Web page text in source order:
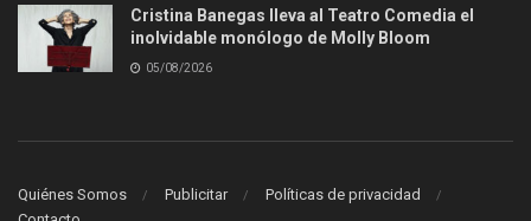
Cristina Banegas lleva al Teatro Comedia el
inolvidable monólogo de Molly Bloom
05/08/2026
Quiénes Somos Publicitar
Políticas de privacidad